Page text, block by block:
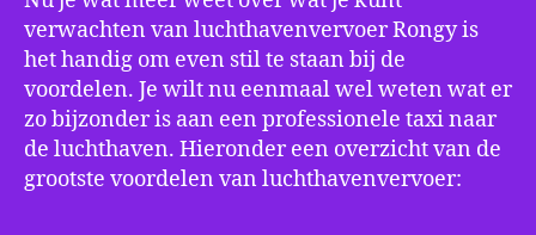
verwachten van luchthavenvervoer Rongy is
het handig om even stil te staan bij de
voordelen. Je wilt nu eenmaal wel weten wat er
zo bijzonder is aan een professionele taxi naar
de luchthaven. Hieronder een overzicht van de
grootste voordelen van luchthavenvervoer: